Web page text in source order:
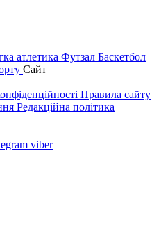
атлетика Футзал Баскетбол
Сайт
Правила сайту
Редакційна політика
viber